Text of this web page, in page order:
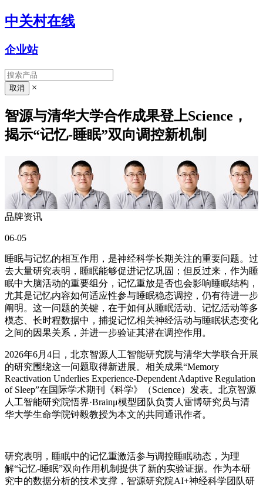
中关村在线
企业站
×
智源与清华大学合作成果登上Science，
揭示“记忆-睡眠”双向调控新机制
品牌资讯
06-05
睡眠与记忆的相互作用，是神经科学长期关注的重要问题。过
去大量研究表明，睡眠能够促进记忆巩固；但反过来，作为睡
眠中大脑活动的重要组分，记忆重放是否也会影响睡眠结构，
尤其是记忆内容如何适应性参与睡眠稳态调控，仍有待进一步
阐明。这一问题的关键，在于如何从睡眠活动、记忆活动等多
模态、长时程数据中，捕捉记忆相关神经活动与睡眠状态变化
之间的因果关系，并进一步验证其潜在调控作用。
2026年6月4日，北京智源人工智能研究院与清华大学联合开展
的研究围绕这一问题取得新进展。相关成果“Memory
Reactivation Underlies Experience-Dependent Adaptive Regulation
of Sleep”在国际学术期刊《科学》（Science）发表。北京智源
人工智能研究院悟界·Brainμ模型团队负责人雷博研究员与清
华大学生命学院钟毅教授为本文的共同通讯作者。
研究表明，睡眠中的记忆重激活参与调控睡眠动态，为理
解“记忆-睡眠”双向作用机制提供了新的实验证据。作为本研
究中的数据分析的技术支撑，智源研究院AI+神经科学团队研